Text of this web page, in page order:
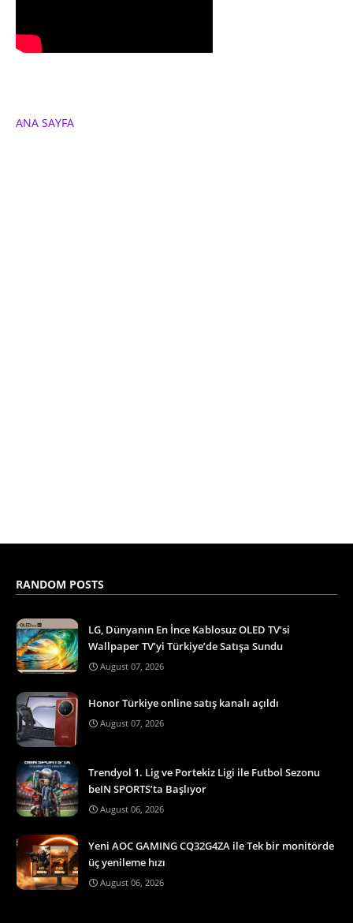
ANA SAYFA
RANDOM POSTS
LG, Dünyanın En İnce Kablosuz OLED TV’si
Wallpaper TV’yi Türkiye’de Satışa Sundu
August 07, 2026
Honor Türkiye online satış kanalı açıldı
August 07, 2026
Trendyol 1. Lig ve Portekiz Ligi ile Futbol Sezonu
beIN SPORTS’ta Başlıyor
August 06, 2026
Yeni AOC GAMING CQ32G4ZA ile Tek bir monitörde
üç yenileme hızı
August 06, 2026